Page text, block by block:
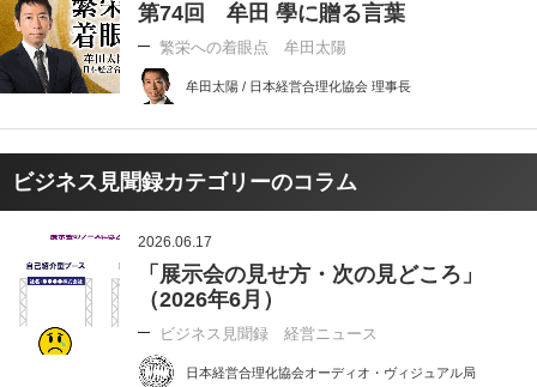
第74回 牟田 學に贈る言葉
繁栄への着眼点 牟田太陽
牟田太陽 / 日本経営合理化協会 理事長
ビジネス見聞録カテゴリーのコラム
2026.06.17
「展示会の見せ方・次の見どころ」
（2026年6月）
ビジネス見聞録 経営ニュース
日本経営合理化協会オーディオ・ヴィジュアル局